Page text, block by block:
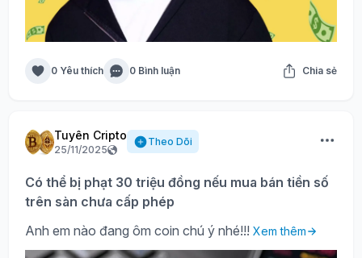
0 Yêu thích 0 Bình luận Chia sẻ
Tuyên Cripto
25/11/2025
Theo Dõi
Có thể bị phạt 30 triệu đồng nếu mua bán tiền số
trên sàn chưa cấp phép
Anh em nào đang ôm coin chú ý nhé!!! Xem thêm